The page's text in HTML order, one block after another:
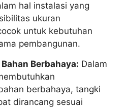
hal instalasi yang
ukuran
untuk kebutuhan
pembangunan.
Berbahaya: Dalam
berbahaya, tangki
dirancang sesuai